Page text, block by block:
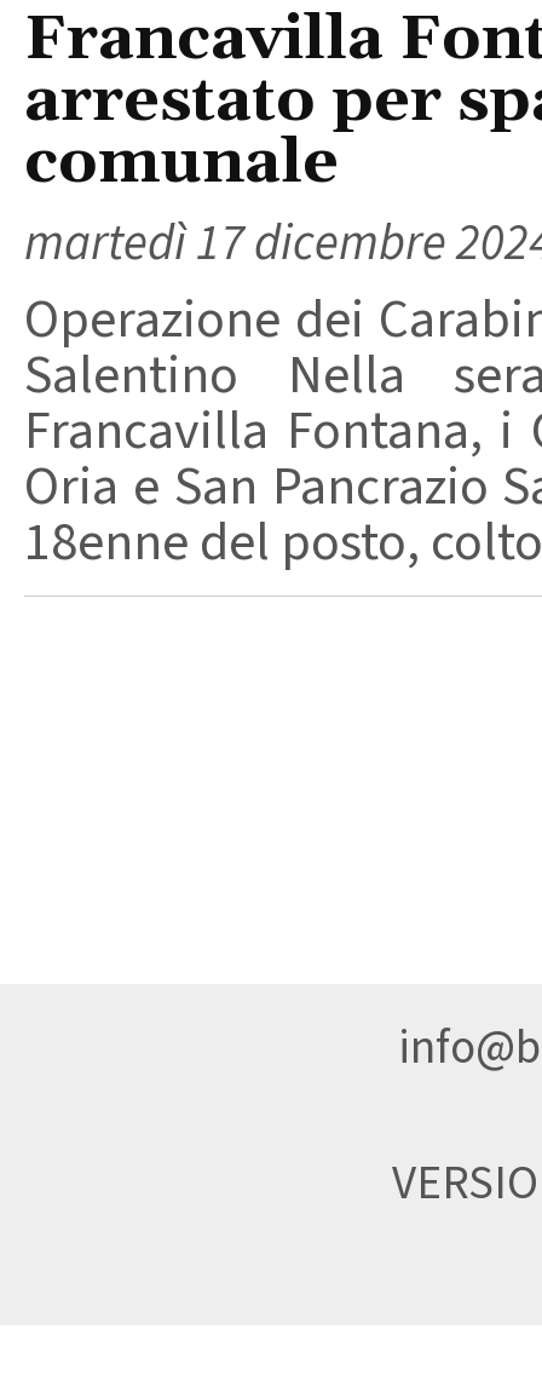
Francavilla
arrestato per
comunale
martedì 17 dicembre
Operazione dei
Salentino Nella
Francavilla Fontana,
Oria e San Pancrazio
18enne del posto,